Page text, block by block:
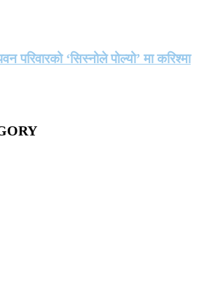
परिवारको ‘सिस्नोले पोल्यो’ मा करिश्मा